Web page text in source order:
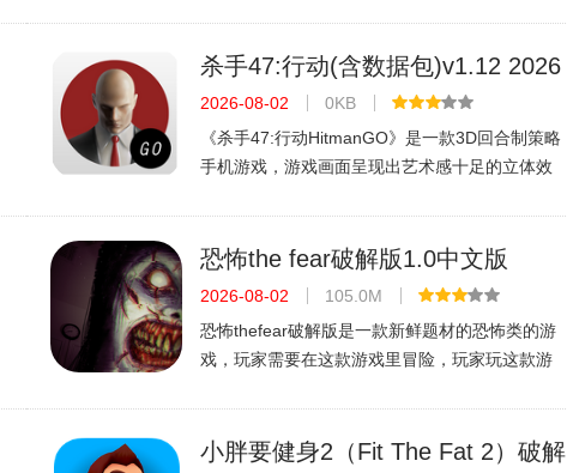
验！惩罚公主简介因长久的和平而变
杀手47:行动(含数据包)v1.12 2026
官方中文版
2026-08-02
0KB
《杀手47:行动HitmanGO》是一款3D回合制策略
手机游戏，游戏画面呈现出艺术感十足的立体效
务。所以无论是从游戏的可玩度、画面的
恐怖the fear破解版1.0中文版
2026-08-02
105.0M
恐怖thefear破解版是一款新鲜题材的恐怖类的游
戏，玩家需要在这款游戏里冒险，玩家玩这款游
《恐怖thefear破解版》是一款恐怖
小胖要健身2（Fit The Fat 2）破解